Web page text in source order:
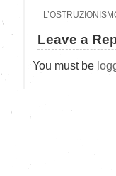
Leave a
You must be